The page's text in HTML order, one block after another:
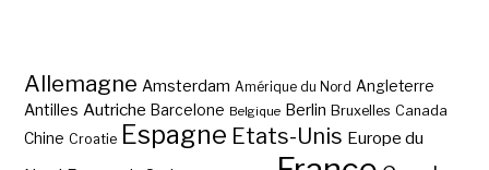
Allemagne Amsterdam Amérique du Nord Angleterre
Antilles Autriche Barcelone Belgique Berlin Bruxelles Canada
Chine Croatie Espagne Etats-Unis Europe du